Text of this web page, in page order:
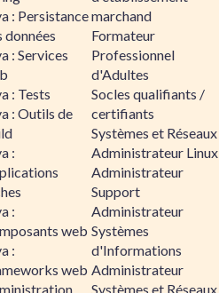
: Persistance
données
: Services
: Tests
: Outils de
:
:
web
:
web
marchand
Formateur
Professionnel
d'Adultes
Socles qualifiants /
certifiants
Systèmes et Réseaux
Administrateur Linux
Administrateur
Support
Administrateur
Systèmes
d'Informations
Administrateur
Systèmes et Réseaux